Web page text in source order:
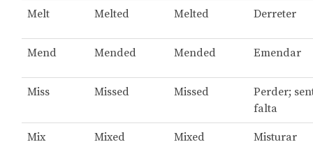
Melt Melted Melted Derreter
Mend Mended Mended Emendar
Miss Missed Missed
Perder;
falta
Mix Mixed Mixed Misturar